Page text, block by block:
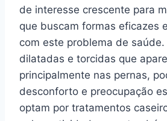
de interesse crescente para
que buscam formas eficazes
com este problema de
dilatadas e torcidas que
principalmente nas pernas,
desconforto e preocupação
optam por tratamentos